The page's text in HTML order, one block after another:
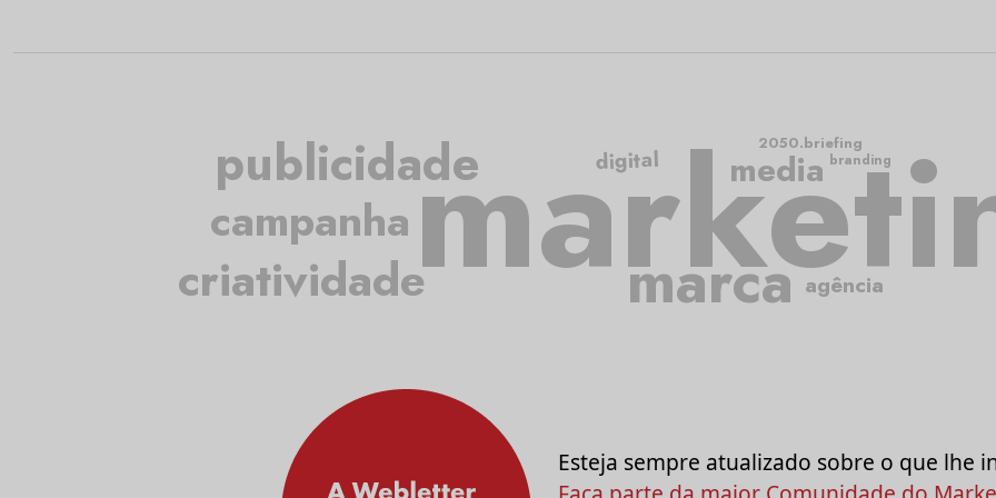
publicidade
marca
criatividade
campanha
media
agência
digital
2050.briefing
branding
Esteja sempre atualizado sobre o que lhe